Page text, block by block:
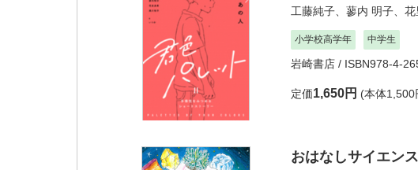
工藤純子 蓼内 明子 花
小学校高学年 中学生
岩崎書店 / ISBN978-4-
定価1,650円 (本体1,500
おはなしサイエン